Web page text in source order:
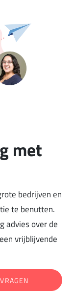
met
bedrijven en
te benutten.
advies over de
vrijblijvende